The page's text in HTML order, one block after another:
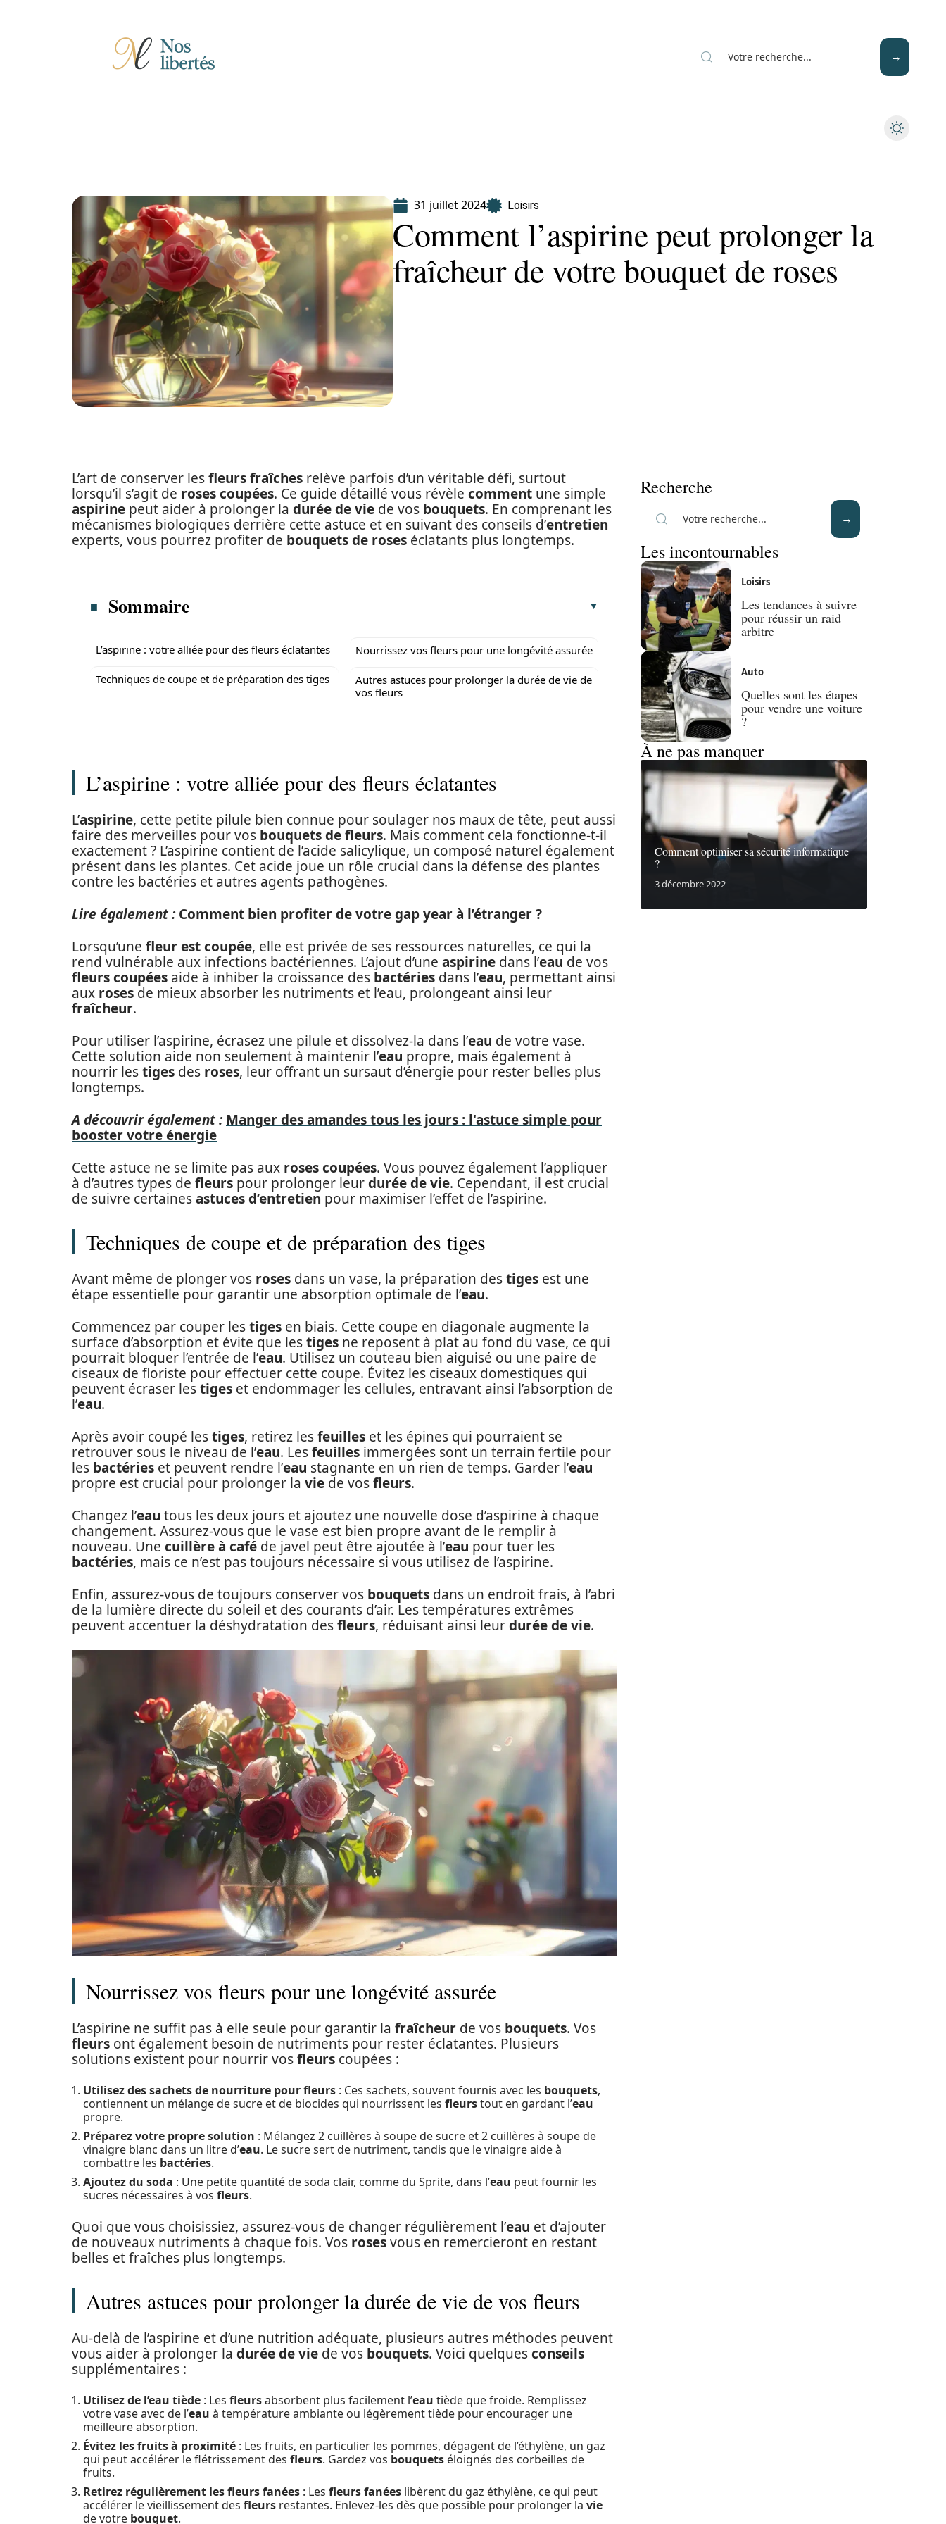
31 juillet 2024 Loisirs
Comment l’aspirine peut prolonger la
fraîcheur de votre bouquet de roses
L’art de conserver lesfleurs fraîches relève parfois d’un véritable défi, surtout
lorsqu’il s’agit de roses coupées. Ce guide détaillé vous révèle comment une simple
aspirine peut aider à prolonger la durée de vie de vos bouquets. En comprenant les
mécanismes biologiques derrière cette astuce et en suivant des conseils d’entretien
experts, vous pourrez profiter de bouquets de roses éclatants plus longtemps.
Sommaire
L’aspirine : votre alliée pour des fleurs éclatantes
Techniques de coupe et de préparation des tiges
Nourrissez vos fleurs pour une longévité assurée
Autres astuces pour prolonger la durée de vie de
vos fleurs
L’aspirine : votre alliée pour des fleurs éclatantes
L’aspirine, cette petite pilule bien connue pour soulager nos maux de tête, peut aussi
faire des merveilles pour vos bouquets de fleurs. Mais comment cela fonctionne-t-il
exactement ? L’aspirine contient de l’acide salicylique, un composé naturel également
présent dans les plantes. Cet acide joue un rôle crucial dans la défense des plantes
contre les bactéries et autres agents pathogènes.
Lire également : Comment bien profiter de votre gap year à l’étranger ?
Lorsqu’une fleur est coupée, elle est privée de ses ressources naturelles, ce qui la
rend vulnérable aux infections bactériennes. L’ajout d’une aspirine dans l’eau de vos
fleurs coupées aide à inhiber la croissance des bactéries dans l’eau, permettant ainsi
aux roses de mieux absorber les nutriments et l’eau, prolongeant ainsi leur
fraîcheur.
Pour utiliser l’aspirine, écrasez une pilule et dissolvez-la dans l’eau de votre vase.
Cette solution aide non seulement à maintenir l’eau propre, mais également à
nourrir lestiges des roses, leur offrant un sursaut d’énergie pour rester belles plus
longtemps.
A découvrir également : Manger des amandes tous les jours : l'astuce simple pour
booster votre énergie
Cette astuce ne se limite pas aux roses coupées. Vous pouvez également l’appliquer
à d’autres types de fleurs pour prolonger leurdurée de vie. Cependant, il est crucial
de suivre certainesastuces d’entretien pour maximiser l’effet de l’aspirine.
Techniques de coupe et de préparation des tiges
Avant même de plonger vos roses dans un vase, la préparation destiges est une
étape essentielle pour garantir une absorption optimale de l’eau.
Commencez par couper lestiges en biais. Cette coupe en diagonale augmente la
surface d’absorption et évite que lestiges ne reposent à plat au fond du vase, ce qui
pourrait bloquer l’entrée de l’eau. Utilisez un couteau bien aiguisé ou une paire de
ciseaux de floriste pour effectuer cette coupe. Évitez les ciseaux domestiques qui
peuvent écraser lestiges et endommager les cellules, entravant ainsi l’absorption de
l’eau.
Après avoir coupé lestiges, retirez lesfeuilles et les épines qui pourraient se
retrouver sous le niveau de l’eau. Lesfeuilles immergées sont un terrain fertile pour
les bactéries et peuvent rendre l’eau stagnante en un rien de temps. Garder l’eau
propre est crucial pour prolonger la vie de vosfleurs.
Changez l’eau tous les deux jours et ajoutez une nouvelle dose d’aspirine à chaque
changement. Assurez-vous que le vase est bien propre avant de le remplir à
nouveau. Une cuillère à café de javel peut être ajoutée à l’eau pour tuer les
bactéries, mais ce n’est pas toujours nécessaire si vous utilisez de l’aspirine.
Enfin, assurez-vous de toujours conserver vos bouquets dans un endroit frais, à l’abri
de la lumière directe du soleil et des courants d’air. Les températures extrêmes
peuvent accentuer la déshydratation desfleurs, réduisant ainsi leurdurée de vie.
Nourrissez vos fleurs pour une longévité assurée
L’aspirine ne suffit pas à elle seule pour garantir la fraîcheur de vos bouquets. Vos
fleurs ont également besoin de nutriments pour rester éclatantes. Plusieurs
solutions existent pour nourrir vosfleurs coupées :
Utilisez des sachets de nourriture pour fleurs : Ces sachets, souvent fournis avec les bouquets,
contiennent un mélange de sucre et de biocides qui nourrissent les fleurstout en gardant l’eau
propre.
Préparez votre propre solution : Mélangez 2 cuillères à soupe de sucre et 2 cuillères à soupe de
vinaigre blanc dans un litre d’eau. Le sucre sert de nutriment, tandis que le vinaigre aide à
combattre les bactéries.
Ajoutez du soda : Une petite quantité de soda clair, comme du Sprite, dans l’eau peut fournir les
sucres nécessaires à vos fleurs.
Quoi que vous choisissiez, assurez-vous de changer régulièrement l’eau et d’ajouter
de nouveaux nutriments à chaque fois. Vos rosesvous en remercieront en restant
belles et fraîches plus longtemps.
Autres astuces pour prolonger la durée de vie de vos fleurs
Au-delà de l’aspirine et d’une nutrition adéquate, plusieurs autres méthodes peuvent
vous aider à prolonger la durée de vie de vos bouquets. Voici quelquesconseils
supplémentaires :
Utilisez de l’eau tiède : Les fleursabsorbent plus facilement l’eau tiède que froide. Remplissez
votre vase avec de l’eau à température ambiante ou légèrement tiède pour encourager une
meilleure absorption.
Évitez les fruits à proximité : Les fruits, en particulier les pommes, dégagent de l’éthylène, un gaz
qui peut accélérer le flétrissement des fleurs. Gardez vos bouquets éloignés des corbeilles de
fruits.
Retirez régulièrement les fleurs fanées : Les fleurs fanées libèrent du gaz éthylène, ce qui peut
accélérer le vieillissement des fleurs restantes. Enlevez-les dès que possible pour prolonger la vie
de votre bouquet.
Recherche
Les incontournables
Loisirs
Les tendances à suivre
pour réussir un raid
arbitre
Auto
Quelles sont les étapes
pour vendre une voiture
?
À ne pas manquer
Comment optimiser sa sécurité informatique
?
3 décembre 2022